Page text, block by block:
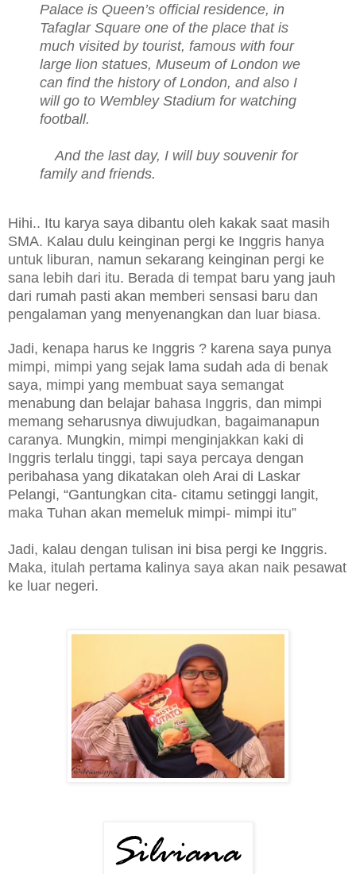
Palace is Queen’s official residence, in
Tafaglar Square one of the place that is
much visited by tourist, famous with four
large lion statues, Museum of London we
can find the history of London, and also I
will go to Wembley Stadium for watching
football.
And the last day, I will buy souvenir for
family and friends.
Hihi.. Itu karya saya dibantu oleh kakak saat masih
SMA. Kalau dulu keinginan pergi ke Inggris hanya
untuk liburan, namun sekarang keinginan pergi ke
sana lebih dari itu. Berada di tempat baru yang jauh
dari rumah pasti akan memberi sensasi baru dan
pengalaman yang menyenangkan dan luar biasa.
Jadi, kenapa harus ke Inggris ? karena saya punya
mimpi, mimpi yang sejak lama sudah ada di benak
saya, mimpi yang membuat saya semangat
menabung dan belajar bahasa Inggris, dan mimpi
memang seharusnya diwujudkan, bagaimanapun
caranya. Mungkin, mimpi menginjakkan kaki di
Inggris terlalu tinggi, tapi saya percaya dengan
peribahasa yang dikatakan oleh Arai di Laskar
Pelangi, “Gantungkan cita- citamu setinggi langit,
maka Tuhan akan memeluk mimpi- mimpi itu”
Jadi, kalau dengan tulisan ini bisa pergi ke Inggris.
Maka, itulah pertama kalinya saya akan naik pesawat
ke luar negeri.